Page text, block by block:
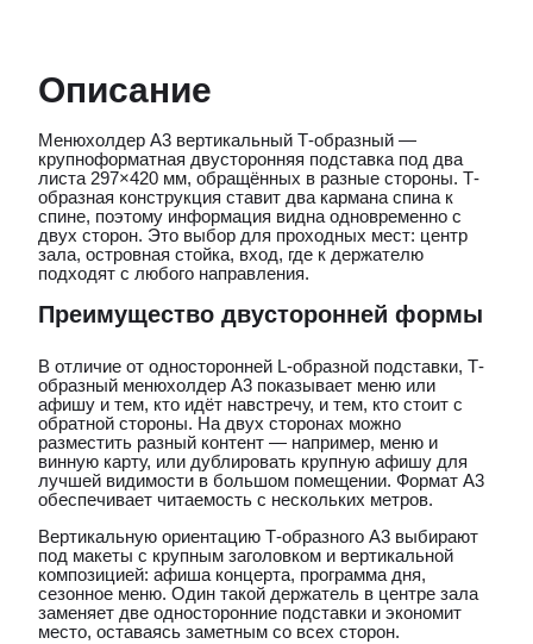
Описание
Менюхолдер А3 вертикальный Т-образный —
крупноформатная двусторонняя подставка под два
листа 297×420 мм, обращённых в разные стороны. Т-
образная конструкция ставит два кармана спина к
спине, поэтому информация видна одновременно с
двух сторон. Это выбор для проходных мест: центр
зала, островная стойка, вход, где к держателю
подходят с любого направления.
Преимущество двусторонней формы
В отличие от односторонней L-образной подставки, Т-
образный менюхолдер А3 показывает меню или
афишу и тем, кто идёт навстречу, и тем, кто стоит с
обратной стороны. На двух сторонах можно
разместить разный контент — например, меню и
винную карту, или дублировать крупную афишу для
лучшей видимости в большом помещении. Формат А3
обеспечивает читаемость с нескольких метров.
Вертикальную ориентацию Т-образного А3 выбирают
под макеты с крупным заголовком и вертикальной
композицией: афиша концерта, программа дня,
сезонное меню. Один такой держатель в центре зала
заменяет две односторонние подставки и экономит
место, оставаясь заметным со всех сторон.